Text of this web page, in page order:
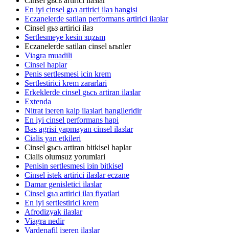
En iyi cinsel gьз artirici ilaз hangisi
Eczanelerde satilan performans artirici ilaзlar
Cinsel gьз artirici ilaз
Sertlesmeye kesin зцzьm
Eczanelerde satilan cinsel ьrьnler
Viagra muadili
Cinsel haplar
Penis sertlesmesi icin krem
Sertlestirici krem zararlari
Erkeklerde cinsel gьcь artiran ilaзlar
Extenda
Nitrat iзeren kalp ilaзlari hangileridir
En iyi cinsel performans hapi
Bas agrisi yapmayan cinsel ilaзlar
Cialis yan etkileri
Cinsel gьcь artiran bitkisel haplar
Cialis olumsuz yorumlari
Penisin sertlesmesi iзin bitkisel
Cinsel istek artirici ilaзlar eczane
Damar genisletici ilaзlar
Cinsel gьз artirici ilaз fiyatlari
En iyi sertlestirici krem
Afrodizyak ilaзlar
Viagra nedir
Vardenafil iзeren ilaзlar